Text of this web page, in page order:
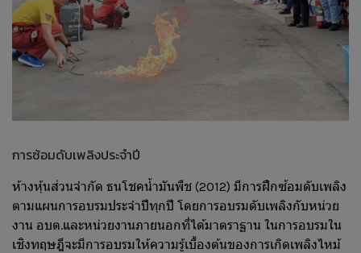
การซ้อมดับเพลิงประจำปี
ห้างหุ้นส่วนจำกัด ธนโชคน้ำมันพืช (2012) มีการฝึกซ้อมดับเพลิง
ตามแผนการอบรมประจำปีทุกปี โดยการอบรมดับเพลิงกับหน่วย
งาน อบต.และหน่วยงานภายนอกที่ได้มาตราฐาน ในการอบรมใน
เชิงทฤษฎีจะมีการอบรมให้ความรู้เบื้องต้นของการเกิดเพลิงไหม้